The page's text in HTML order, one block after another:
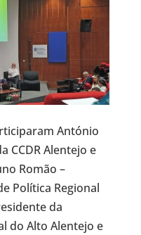
António
CCDR Alentejo e
Romão –
Política Regional
da
do Alto Alentejo e